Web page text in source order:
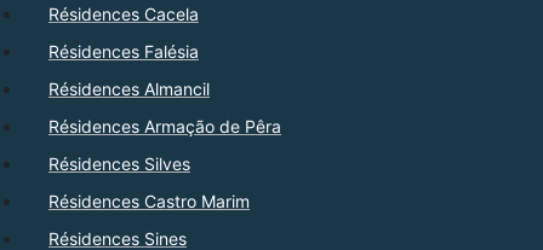
Résidences Cacela
Résidences Falésia
Résidences Almancil
Résidences Armação de Pêra
Résidences Silves
Résidences Castro Marim
Résidences Sines